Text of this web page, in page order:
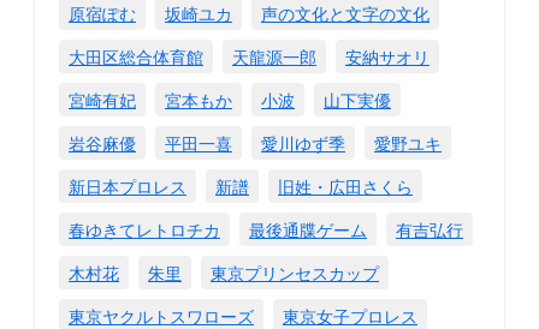
原宿ぽむ
坂崎ユカ
声の文化と文字の文化
大田区総合体育館
天龍源一郎
安納サオリ
宮崎有妃
宮本もか 小波
山下実優
岩谷麻優
平田一喜 愛川ゆず季
愛野ユキ
新日本プロレス
新譜
旧姓・広田さくら
春ゆきてレトロチカ
最後通牒ゲーム
有吉弘行
木村花
朱里
東京プリンセスカップ
東京ヤクルトスワローズ
東京女子プロレス